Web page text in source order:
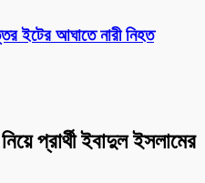
ইটের আঘাতে নারী নিহত
প্রার্থী ইবাদুল ইসলামের